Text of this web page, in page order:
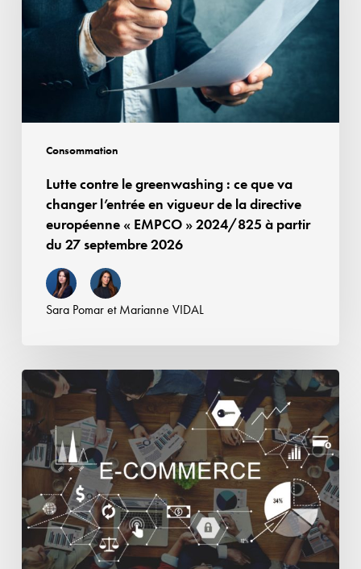
Consommation
que
changer
en
vigueur
directive
européenne
2024/825
27
septembre
2026
Lutte contre le greenwashing : ce que va
changer l’entrée en vigueur de la directive
européenne « EMPCO » 2024/825 à partir
du 27 septembre 2026
Sara PomaretMarianne VIDAL
De
nouvelles
obligations
sur
le
droit
de
rétractation
pour